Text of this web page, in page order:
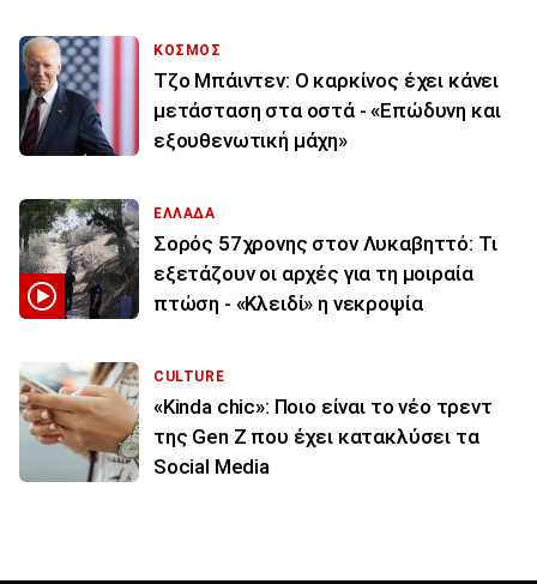
ΚΟΣΜΟΣ
Τζο Μπάιντεν: Ο καρκίνος έχει κάνει
μετάσταση στα οστά - «Επώδυνη και
εξουθενωτική μάχη»
ΕΛΛΑΔΑ
Σορός 57χρονης στον Λυκαβηττό: Τι
εξετάζουν οι αρχές για τη μοιραία
πτώση - «Κλειδί» η νεκροψία
CULTURE
«Kinda chic»: Ποιο είναι το νέο τρεντ
της Gen Z που έχει κατακλύσει τα
Social Media